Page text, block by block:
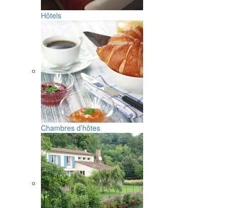
Hôtels
Chambres d’hôtes